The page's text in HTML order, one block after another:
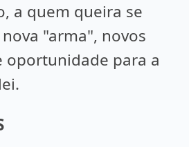
a quem queira se
"arma", novos
oportunidade para a